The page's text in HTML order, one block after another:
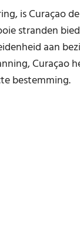
is Curaçao
stranden
aan
Curaçao
bestemming.